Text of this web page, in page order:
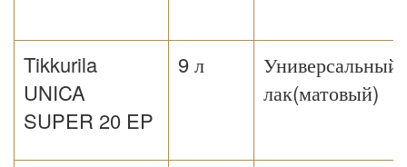
Tikkurila
UNICA
SUPER 20 EP
9 л
Универсальный
лак(матовый)